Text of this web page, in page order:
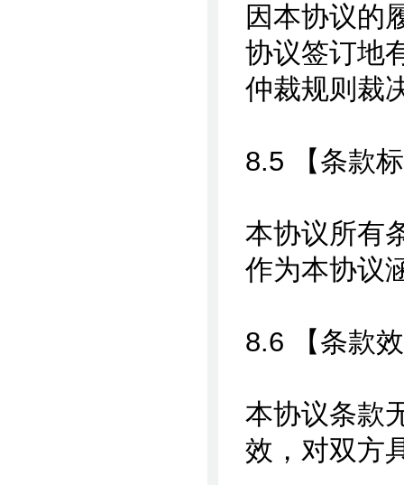
因本协议的
协议签订地
仲裁规则裁
8.5 【条款
本协议所有
作为本协议
8.6 【条款
本协议条款
效，对双方